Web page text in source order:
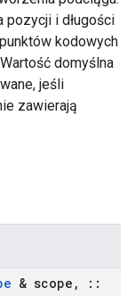
pozycji i długości
kodowych
domyślna
jeśli
zawierają
& scope ,
::